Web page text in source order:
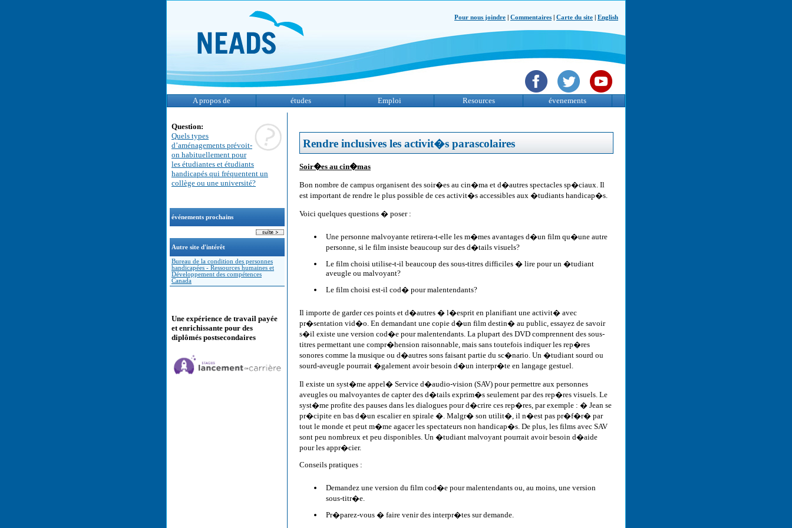
Pour nous joindre Commentaires Carte du site English
A propos de études Emploi Resources évenements
Question:
Quels types
d’aménagements prévoit-
on habituellement pour
les étudiantes et étudiants
handicapés qui fréquentent un
collège ou une université?
événements prochains
Autre site d'intérêt
Bureau de la condition des personnes
handicapées - Ressources humaines et
Développement des compétences
Canada
Une expérience de travail payée
et enrichissante pour des
diplômés postsecondaires
Rendre inclusives les activit�s parascolaires
Soir�es au cin�mas
Bon nombre de campus organisent des soir�es au cin�ma et d�autres spectacles sp�ciaux. Il
est important de rendre le plus possible de ces activit�s accessibles aux �tudiants handicap�s.
Voici quelques questions � poser :
Une personne malvoyante retirera-t-elle les m�mes avantages d�un film qu�une autre
personne, si le film insiste beaucoup sur des d�tails visuels?
Le film choisi utilise-t-il beaucoup des sous-titres difficiles � lire pour un �tudiant
aveugle ou malvoyant?
Le film choisi est-il cod� pour malentendants?
Il importe de garder ces points et d�autres � l�esprit en planifiant une activit� avec
pr�sentation vid�o. En demandant une copie d�un film destin� au public, essayez de savoir
s�il existe une version cod�e pour malentendants. La plupart des DVD comprennent des sous-
titres permettant une compr�hension raisonnable, mais sans toutefois indiquer les rep�res
sonores comme la musique ou d�autres sons faisant partie du sc�nario. Un �tudiant sourd ou
sourd-aveugle pourrait �galement avoir besoin d�un interpr�te en langage gestuel.
Il existe un syst�me appel� Service d�audio-vision (SAV) pour permettre aux personnes
aveugles ou malvoyantes de capter des d�tails exprim�s seulement par des rep�res visuels. Le
syst�me profite des pauses dans les dialogues pour d�crire ces rep�res, par exemple : � Jean se
pr�cipite en bas d�un escalier en spirale �. Malgr� son utilit�, il n�est pas pr�f�r� par
tout le monde et peut m�me agacer les spectateurs non handicap�s. De plus, les films avec SAV
sont peu nombreux et peu disponibles. Un �tudiant malvoyant pourrait avoir besoin d�aide
pour les appr�cier.
Conseils pratiques :
Demandez une version du film cod�e pour malentendants ou, au moins, une version
sous-titr�e.
Pr�parez-vous � faire venir des interpr�tes sur demande.